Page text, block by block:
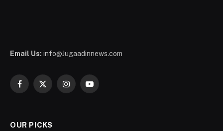
Email Us: info@Jugaadinnews.com
Facebook
X
InstagramYouTube
OUR PICKS